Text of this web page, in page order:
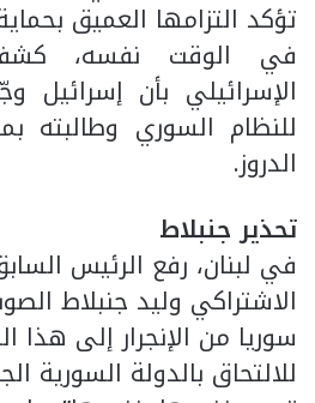
تؤكد التزامها العميق
في الوقت نفسه،
الإسرائيلي بأن إسرائيل
للنظام السوري وطالبته
الدروز.
تحذير جنبلاط
في لبنان، رفع الرئيس
الاشتراكي وليد جنبلاط
سوريا من الإنجرار إلى هذا
للالتحاق بالدولة السورية